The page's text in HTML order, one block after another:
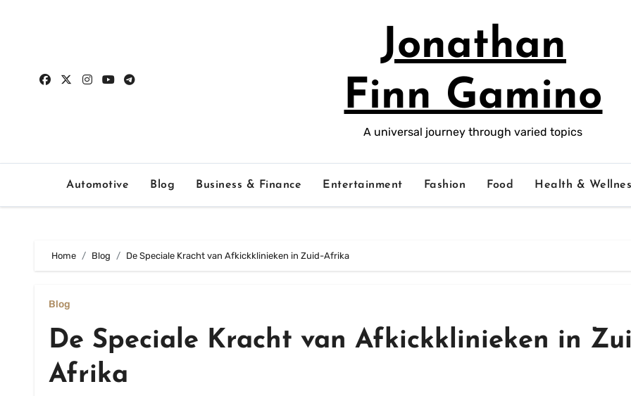
Jonathan
Finn Gamino
A universal journey through varied topics
Automotive Blog Business & Finance Entertainment Fashion Food Health &
Home Blog De Speciale Kracht van Afkickklinieken in Zuid-Afrika
Blog
De Speciale Kracht van Afkickklinieken in
Afrika